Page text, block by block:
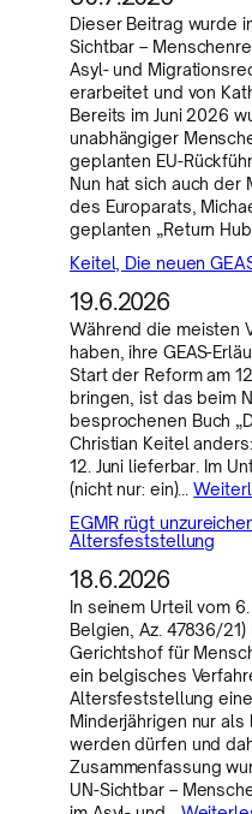
Dieser Beitrag wurde
Sichtbar –
Asyl- und
erarbeitet und von
Bereits im Juni 2026
unabhängiger
geplanten EU-
Nun hat sich auch der
des Europarats,
geplanten „Return
Keitel, Die neuen
19.6.2026
Während die meisten
haben, ihre GEAS-
Start der Reform am
bringen, ist das beim
besprochenen Buch
Christian Keitel
12. Juni lieferbar. Im
(nicht nur: ein)…
EGMR rügt
Altersfeststellung
18.6.2026
In seinem Urteil vom
Belgien, Az. 47836/
Gerichtshof für
ein belgisches
Altersfeststellung
Minderjährigen nur
werden dürfen und
Zusammenfassung
UN-Sichtbar –